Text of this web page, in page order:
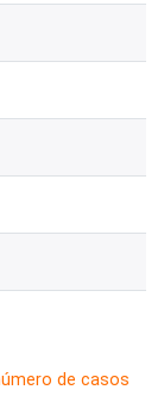
de casos